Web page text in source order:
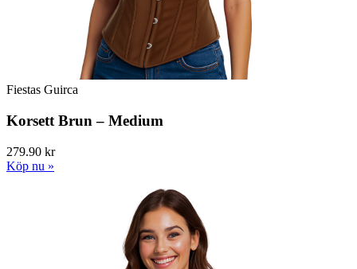
Fiestas Guirca
Korsett Brun – Medium
279.90 kr
Köp nu »